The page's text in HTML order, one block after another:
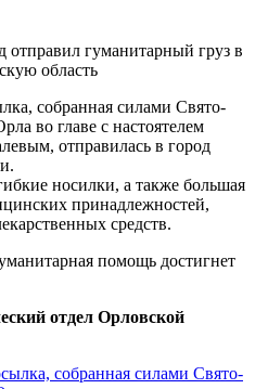
собранная силами Свято-
во главе с настоятелем
отправилась в город
носилки, а также большая
принадлежностей,
средств.
помощь достигнет
отдел Орловской